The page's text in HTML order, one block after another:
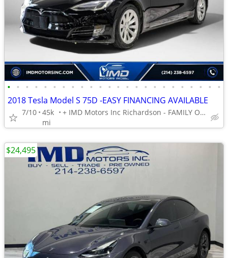
• • • • • • • • • • • • • • • • • • • • • • • •
2018 Tesla Model S 75D -EASY FINANCING AVAILABLE
7/10 45k
mi
+ IMD Motors Inc Richardson - FAMILY OWNED AND OPERATED !
$24,495